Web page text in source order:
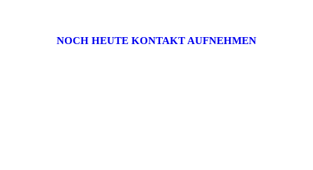
NOCH HEUTE KONTAKT AUFNEHMEN